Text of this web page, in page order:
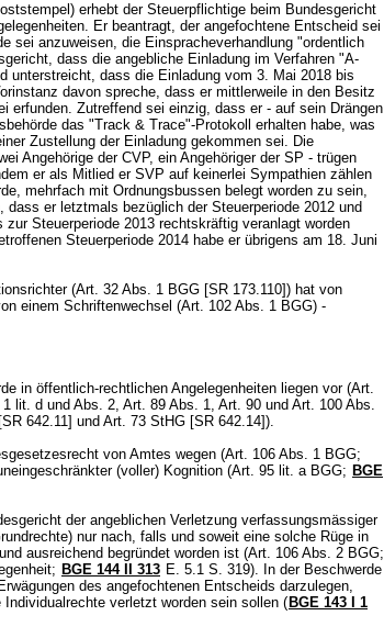
erhebt der Steuerpflichtige beim Bundesgericht
Er beantragt, der angefochtene Entscheid sei
sei anzuweisen, die Einspracheverhandlung "ordentlich
dass die angebliche Einladung im Verfahren "A-
unterstreicht, dass die Einladung vom 3. Mai 2018 bis
davon spreche, dass er mittlerweile in den Besitz
erfunden. Zutreffend sei einzig, dass er - auf sein Drängen
das "Track & Trace"-Protokoll erhalten habe, was
Zustellung der Einladung gekommen sei. Die
Angehörige der CVP, ein Angehöriger der SP - trügen
er als Mitlied er SVP auf keinerlei Sympathien zählen
mehrfach mit Ordnungsbussen belegt worden zu sein,
dass er letztmals bezüglich der Steuerperiode 2012 und
Steuerperiode 2013 rechtskräftig veranlagt worden
Steuerperiode 2014 habe er übrigens am 18. Juni
(Art. 32 Abs. 1 BGG [SR 173.110]) hat von
einem Schriftenwechsel (Art. 102 Abs. 1 BGG) -
in öffentlich-rechtlichen Angelegenheiten liegen vor (Art.
lit. d und Abs. 2, Art. 89 Abs. 1, Art. 90 und Art. 100 Abs.
[SR 642.11] und Art. 73 StHG [SR 642.14]).
von Amtes wegen (Art. 106 Abs. 1 BGG;
(voller) Kognition (Art. 95 lit. a BGG; BGE
der angeblichen Verletzung verfassungsmässiger
nur nach, falls und soweit eine solche Rüge in
ausreichend begründet worden ist (Art. 106 Abs. 2 BGG;
BGE 144 II 313 E. 5.1 S. 319). In der Beschwerde
des angefochtenen Entscheids darzulegen,
verletzt worden sein sollen ( BGE 143 I 1